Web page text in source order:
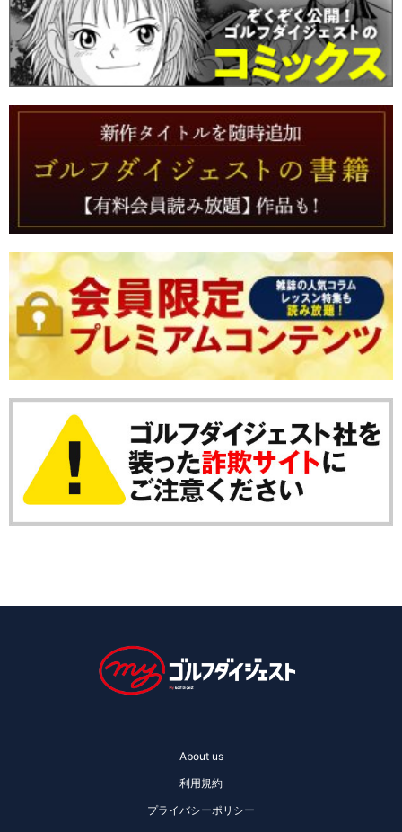
About us
利用規約
プライバシーポリシー